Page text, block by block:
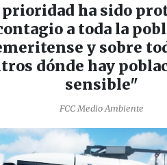
prioridad ha sido
a toda la
y sobre
dónde hay
sensible"
FCC Medio Ambiente